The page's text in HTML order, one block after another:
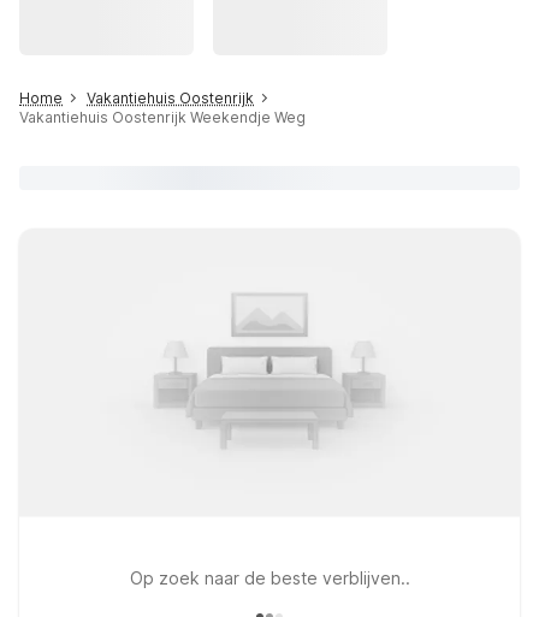
Home
Vakantiehuis Oostenrijk
Vakantiehuis Oostenrijk Weekendje Weg
Op zoek naar de beste verblijven..